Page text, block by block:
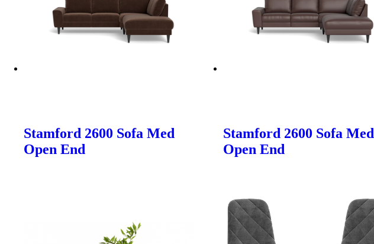
Stamford 2600 Sofa Med
Open End
Stamford 2600 Sofa Med
Open End